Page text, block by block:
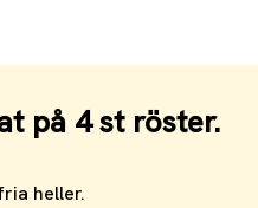
på 4st röster.
heller.